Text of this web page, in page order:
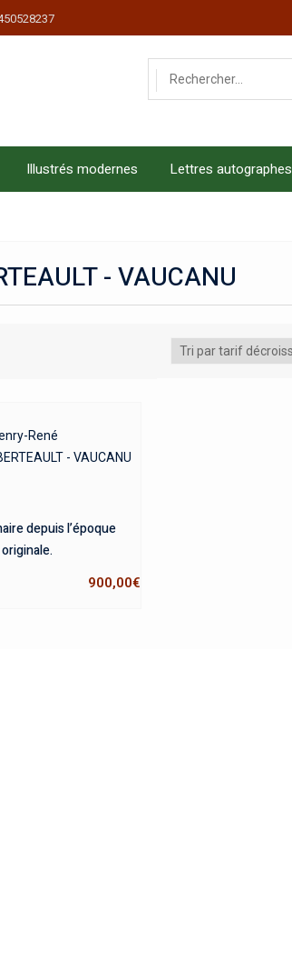
Illustrés modernes Lettres autographes
- VAUCANU
René
- VAUCANU
depuis l’époque
900,00€